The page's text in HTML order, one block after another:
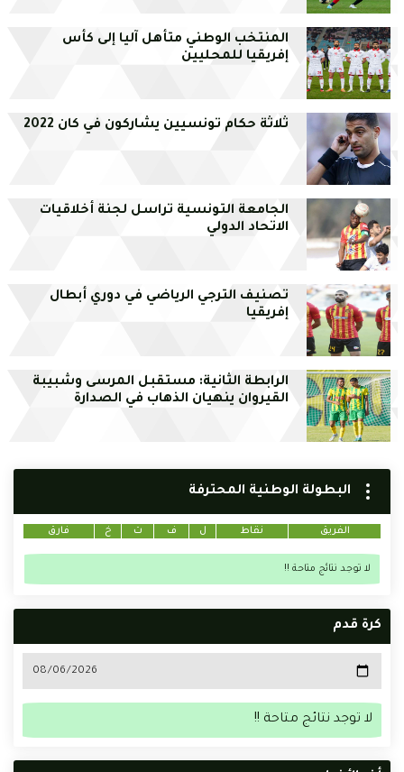
المنتخب الوطني متأهل آليا إلى كأس
إفريقيا للمحليين
ثلاثة حكام تونسيين يشاركون في كان 2022
الجامعة التونسية تراسل لجنة أخلاقيات
الاتحاد الدولي
تصنيف الترجي الرياضي في دوري أبطال
إفريقيا
الرابطة الثانية: مستقبل المرسى وشبيبة
القيروان ينهيان الذهاب في الصدارة
البطولة الوطنية المحترفة
الفريق نقاط ل ف ت خ فارق
لا توجد نتائج متاحة !!
كرة قدم
لا توجد نتائج متاحة !!